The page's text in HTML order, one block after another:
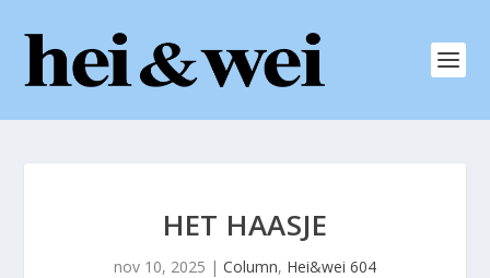
HET HAASJE
nov 10, 2025 | Column, Hei&wei 604